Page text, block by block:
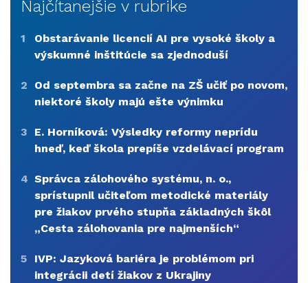
Najčítanejšie v rubrike
1
Obstarávanie licencií AI pre vysoké školy a
výskumné inštitúcie sa zjednoduší
2
Od septembra sa začne na ZŠ učiť po novom,
niektoré školy majú ešte výnimku
3
E. Horníková: Výsledky reformy neprídu
hneď, keď škola prepíše vzdelávací program
4 Správca zálohového systému, n. o.,
sprístupnil učiteľom metodické materiály
pre žiakov prvého stupňa základných škôl
„Cesta zálohovania pre najmenších“
5
IVP: Jazyková bariéra je problémom pri
integrácii detí žiakov z Ukrajiny